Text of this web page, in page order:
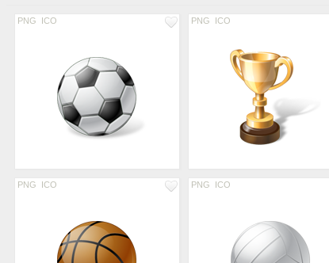
PNG ICO PNG ICO
PNG ICO PNG ICO